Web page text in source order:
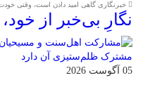
خبرنگاری گاهی امید دادن است، وقتی
نگارِ بی‌خبر از
05 آگوست 2026